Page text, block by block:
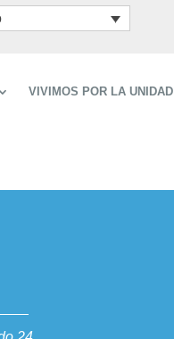
VIVIMOS POR LA UNIDAD